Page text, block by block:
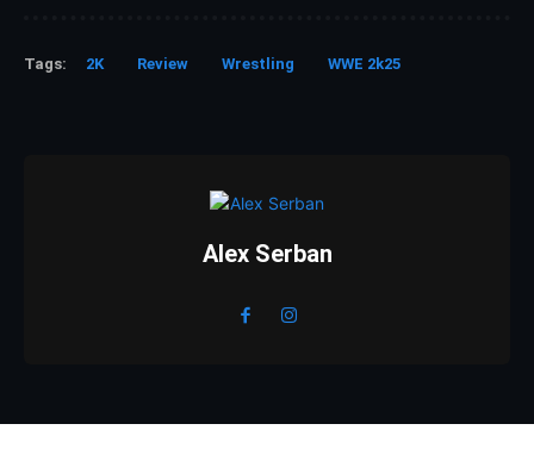
Tags: 2K Review Wrestling WWE 2k25
Alex Serban